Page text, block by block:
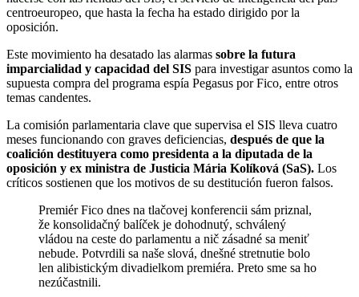
centroeuropeo, que hasta la fecha ha estado dirigido por la
oposición.
Este movimiento ha desatado las alarmas sobre la futura
imparcialidad y capacidad del SIS para investigar asuntos como la
supuesta compra del programa espía Pegasus por Fico, entre otros
temas candentes.
La comisión parlamentaria clave que supervisa el SIS lleva cuatro
meses funcionando con graves deficiencias, después de que la
coalición destituyera como presidenta a la diputada de la
oposición y ex ministra de Justicia Mária Kolíková (SaS). Los
críticos sostienen que los motivos de su destitución fueron falsos.
Premiér Fico dnes na tlačovej konferencii sám priznal,
že konsolidačný balíček je dohodnutý, schválený
vládou na ceste do parlamentu a nič zásadné sa meniť
nebude. Potvrdili sa naše slová, dnešné stretnutie bolo
len alibistickým divadielkom premiéra. Preto sme sa ho
nezúčastnili.